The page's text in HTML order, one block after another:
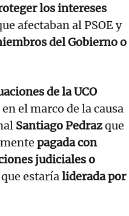
los intereses
afectaban al PSOE y
del Gobierno o
de la UCO
el marco de la causa
Santiago Pedrazque
pagada con
judiciales o
estaríaliderada por